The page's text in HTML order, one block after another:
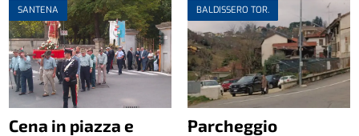
SANTENA
Cena in piazza e
BALDISSERO TOR.
Parcheggio